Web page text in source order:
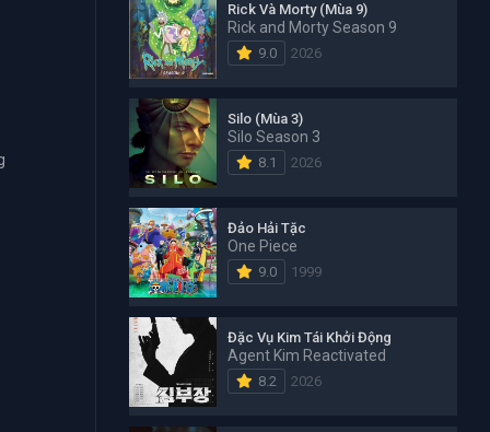
Rick Và Morty (Mùa 9)
Rick and Morty Season 9
9.0 2026
Silo (Mùa 3)
Silo Season 3
8.1 2026
Đảo Hải Tặc
One Piece
9.0 1999
Đặc Vụ Kim Tái Khởi Động
Agent Kim Reactivated
8.2 2026